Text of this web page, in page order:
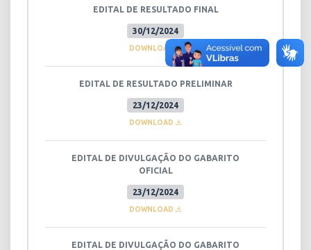
30/12/2024
EDITAL DE RESULTADO FINAL
DOWNLOAD
23/12/2024
EDITAL DE RESULTADO PRELIMINAR
DOWNLOAD
23/12/2024
EDITAL DE DIVULGAÇÃO DO GABARITO
OFICIAL
DOWNLOAD
EDITAL DE DIVULGAÇÃO DO GABARITO